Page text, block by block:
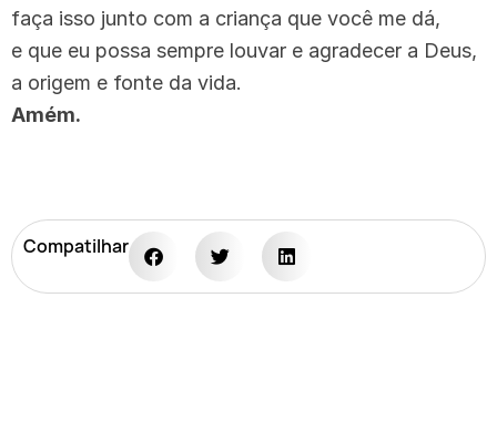
faça isso junto com a criança que você me dá,
e que eu possa sempre louvar e agradecer a Deus,
a origem e fonte da vida.
Amém.
Compatilhar